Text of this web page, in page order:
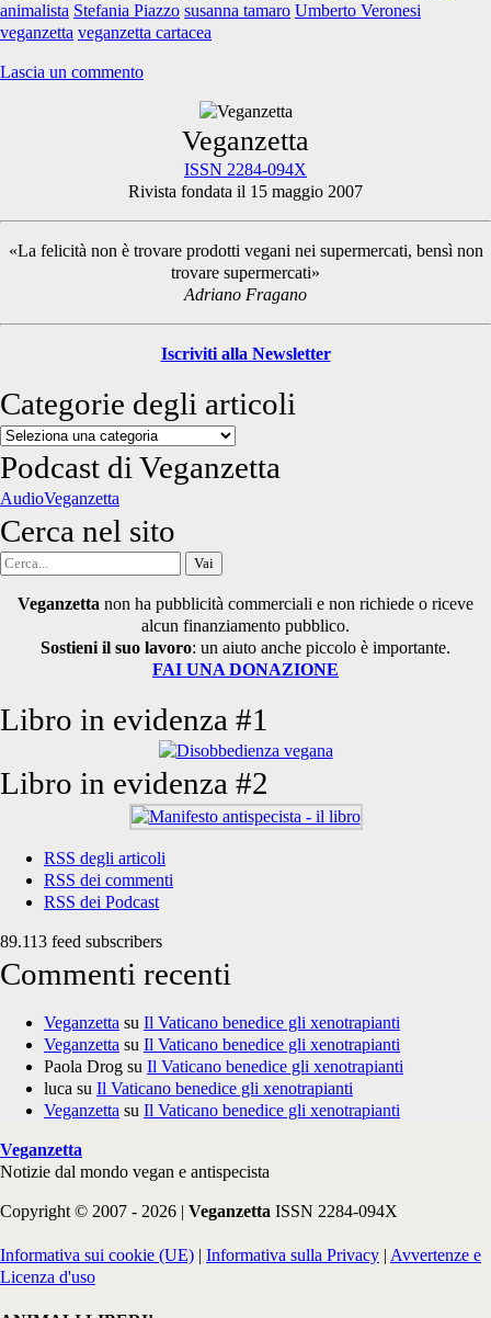
animalista Stefania Piazzo susanna tamaro Umberto Veronesi
veganzetta veganzetta cartacea
Lascia un commento
Sidebar
Veganzetta
ISSN 2284-094X
Rivista fondata il 15 maggio 2007
«La felicità non è trovare prodotti vegani nei supermercati, bensì non
trovare supermercati»
Adriano Fragano
Iscriviti alla Newsletter
Categorie degli articoli
Categorie
degli
articoli
Podcast di Veganzetta
AudioVeganzetta
Cerca nel sito
Cerca
Veganzetta non ha pubblicità commerciali e non richiede o riceve
alcun finanziamento pubblico.
Sostieni il suo lavoro: un aiuto anche piccolo è importante.
FAI UNA DONAZIONE
Libro in evidenza #1
Libro in evidenza #2
RSS degli articoli
RSS dei commenti
RSS dei Podcast
89.113 feed subscribers
Commenti recenti
Veganzetta su Il Vaticano benedice gli xenotrapianti
Veganzetta su Il Vaticano benedice gli xenotrapianti
Paola Drog su Il Vaticano benedice gli xenotrapianti
luca su Il Vaticano benedice gli xenotrapianti
Veganzetta su Il Vaticano benedice gli xenotrapianti
Veganzetta
Notizie dal mondo vegan e antispecista
Copyright © 2007 - 2026 | Veganzetta ISSN 2284-094X
Informativa sui cookie (UE) | Informativa sulla Privacy | Avvertenze e
Licenza d'uso